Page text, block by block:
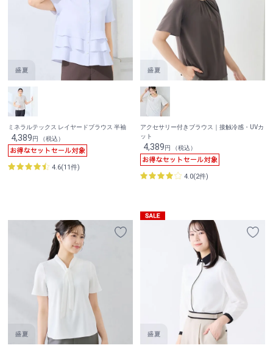
ミネラルテックス レイヤードブラウス 半袖
4,389円 （税込）
4.6(11件)
アクセサリー付きブラウス｜接触冷感・UVカ
ット
4,389円 （税込）
4.0(2件)